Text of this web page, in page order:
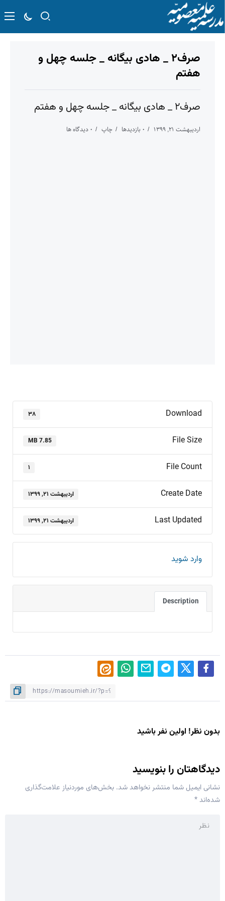
صرف۲ _ هادی بیگانه _ جلسه چهل و
هفتم
صرف۲ _ هادی بیگانه _ جلسه چهل و هفتم
اردیبهشت ۲۱, ۱۳۹۹ ۰ بازدیدها چاپ ۰ دیدگاه ها
Download ۳۸
File Size
7.85 MB
File Count ۱
Create Date اردیبهشت ۲۱, ۱۳۹۹
Last Updated اردیبهشت ۲۱, ۱۳۹۹
وارد شوید
Description
بدون نظر! اولین نفر باشید
دیدگاهتان را بنویسید
نشانی ایمیل شما منتشر نخواهد شد. بخش‌های موردنیاز علامت‌گذاری
شده‌اند*